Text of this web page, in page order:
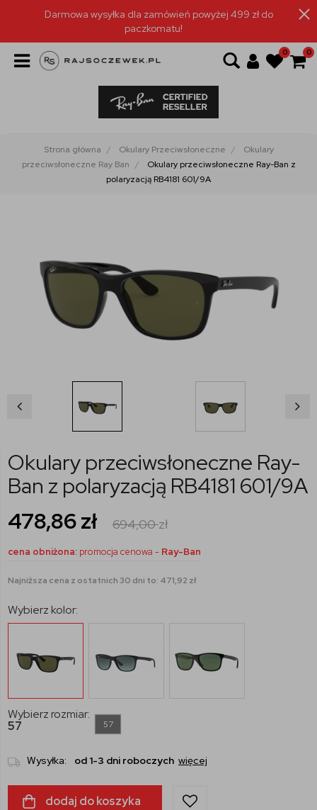
Darmowa wysyłka dla zamówień powyżej 499 zł do
paczkomatu!
0 0
Strona główna Okulary Przeciwsłoneczne
Okulary
przeciwsłoneczne Ray Ban
Okulary przeciwsłoneczne Ray-Ban z
polaryzacją RB4181 601/9A
Okulary przeciwsłoneczne Ray-
Ban z polaryzacją RB4181 601/9A
478,86zł 694,00zł
cena obniżona: promocja cenowa - Ray-Ban
Najniższa cena z ostatnich 30 dni to: 471,92 zł
Wybierz kolor:
Wybierz rozmiar:
57
57
Wysyłka: od 1-3 dni roboczych więcej
dodaj do koszyka